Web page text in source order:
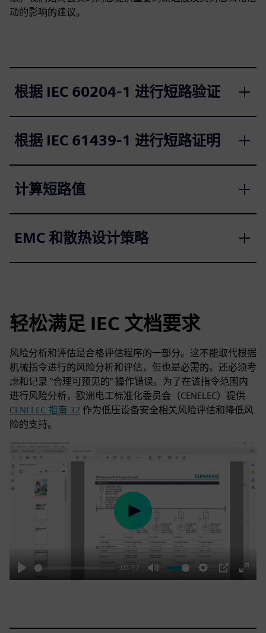
动的影响的建议。
根据 IEC 60204‑1 进行短路验证
根据 IEC 61439‑1 进行短路证明
计算短路值
EMC 和散热设计策略
轻松满足 IEC 文档要求
风险分析和评估是合格评估程序的一部分。这不能取代根据
机械指令进行的风险分析和评估，但也是必需的。还必须考
虑和记录 “合理可预见的” 操作错误。为了在该指令范围内
进行风险分析，欧洲电工标准化委员会（CENELEC）提供
CENELEC 指南 32 作为低压设备安全相关风险评估和降低风
险的支持。
Play
03:17
Mute Settings
PIP
Enter
Play